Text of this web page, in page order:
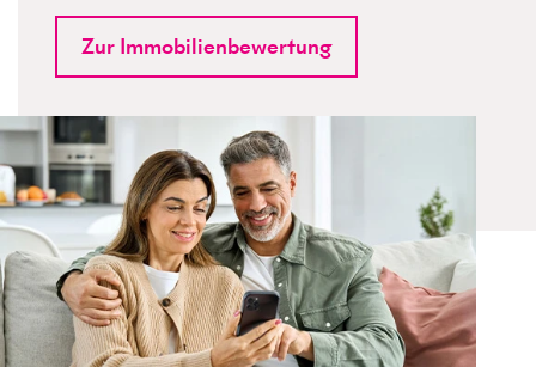
Zur Immobilienbewertung